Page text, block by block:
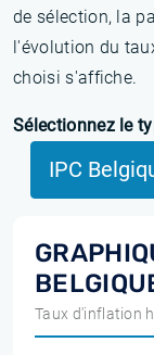
de sélection, la
l'évolution du
choisi s'affiche.
Sélectionnez le
IPC
Taux d'inflation